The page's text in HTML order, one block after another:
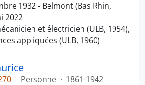
1932 - Belmont (Bas Rhin,
2022
et électricien (ULB, 1954),
appliquées (ULB, 1960)
· Personne · 1861-1942